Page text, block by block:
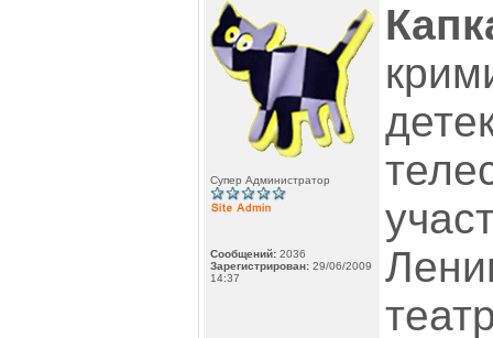
Супер Администратор
Сообщений: 2036
Зарегистрирован: 29/06/2009
14:37